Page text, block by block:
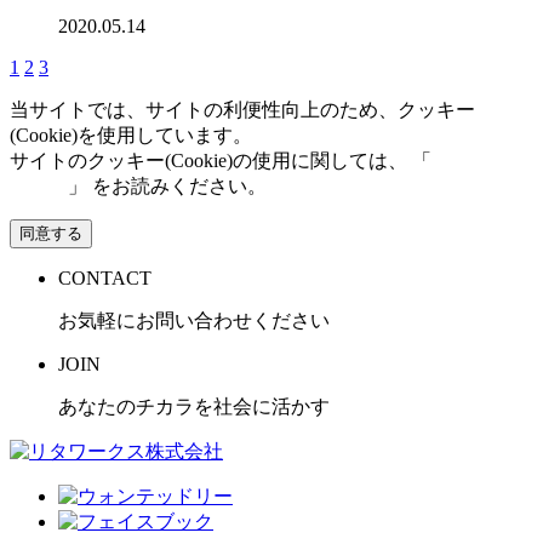
2020.05.14
1 2 3
当サイトでは、サイトの利便性向上のため、クッキー
(Cookie)を使用しています。
サイトのクッキー(Cookie)の使用に関しては、 「
」 をお読みください。
同意する
CONTACT
お気軽にお問い合わせください
JOIN
あなたのチカラを社会に活かす